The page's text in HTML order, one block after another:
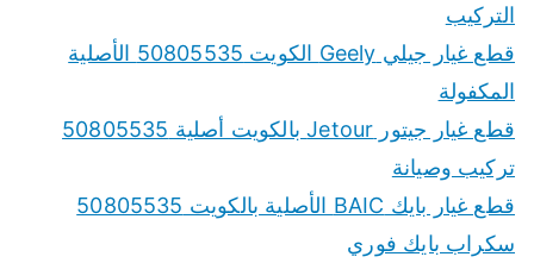
التركيب
قطع غيار جيلي Geely الكويت 50805535 الأصلية
المكفولة
قطع غيار جيتور Jetour بالكويت أصلية 50805535
تركيب وصيانة
قطع غيار بايك BAIC الأصلية بالكويت 50805535
سكراب بايك فوري